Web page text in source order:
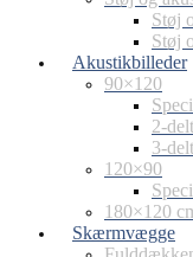
Støj
Støj
Akustikbilleder
90×120
2-
3-
120×90
180×120
Skærmvægge